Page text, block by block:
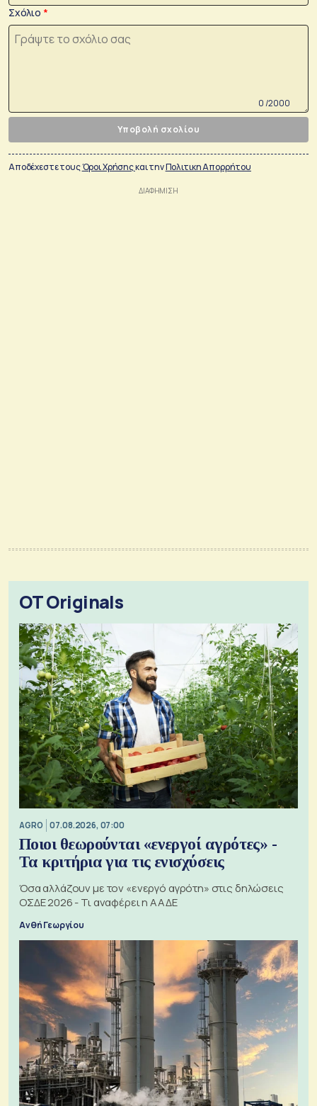
Σχόλιο
0 /2000
Υποβολή σχολίου
Αποδέχεστε τουςΌροι Χρήσηςκαι τηνΠολιτικη Απορρήτου
OT Originals
AGRO 07.08.2026, 07:00
Ποιοι θεωρούνται «ενεργοί αγρότες» -
Τα κριτήρια για τις ενισχύσεις
Όσα αλλάζουν με τον «ενεργό αγρότη» στις δηλώσεις
ΟΣΔΕ 2026 - Τι αναφέρει η ΑΑΔΕ
Ανθή Γεωργίου